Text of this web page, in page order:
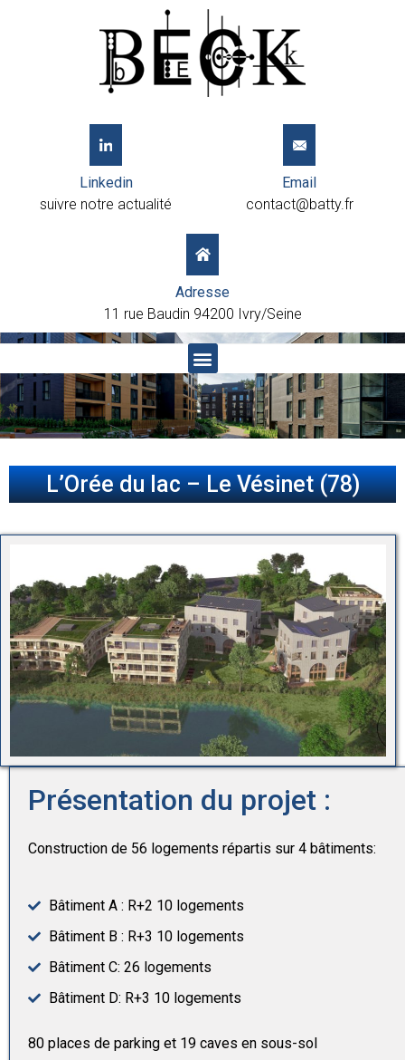
Linkedin
suivre notre actualité
Email
contact@batty.fr
Adresse
11 rue Baudin 94200 Ivry/Seine
L’Orée du lac – Le Vésinet (78)
Présentation du projet :
Construction de 56 logements répartis sur 4 bâtiments:
Bâtiment A : R+2 10 logements
Bâtiment B : R+3 10 logements
Bâtiment C: 26 logements
Bâtiment D: R+3 10 logements
80 places de parking et 19 caves en sous-sol